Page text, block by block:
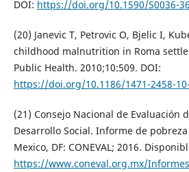
DOI: https://doi.org/10.1590/S0036-
(20) Janevic T, Petrovic O, Bjelic I,
childhood malnutrition in Roma
Public Health. 2010;10:509. DOI:
https://doi.org/10.1186/1471-2458-
(21) Consejo Nacional de Evaluación
Desarrollo Social. Informe de
Mexico, DF: CONEVAL; 2016.
https://www.coneval.org.mx/